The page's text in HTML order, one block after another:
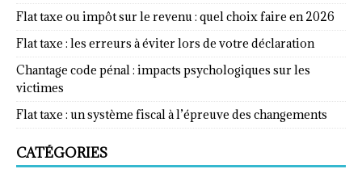
Flat taxe ou impôt sur le revenu : quel choix faire en 2026
Flat taxe : les erreurs à éviter lors de votre déclaration
Chantage code pénal : impacts psychologiques sur les
victimes
Flat taxe : un système fiscal à l’épreuve des changements
CATÉGORIES